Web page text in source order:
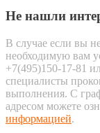
Не нашли
В случае если вы
необходимую вам
+7(495)150-17-81
специалисты
выполнения. С
адресом можете
информацией.